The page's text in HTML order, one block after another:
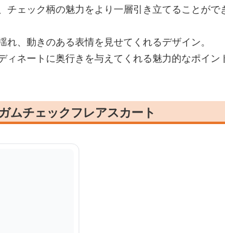
チェック柄の魅力をより一層引き立てることがで
、動きのある表情を見せてくれるデザイン。
ィネートに奥行きを与えてくれる魅力的なポイン
ムチェックフレアスカート